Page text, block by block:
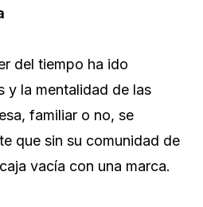
del tiempo ha ido
y la mentalidad de las
familiar o no, se
que sin su comunidad de
vacía con una marca.